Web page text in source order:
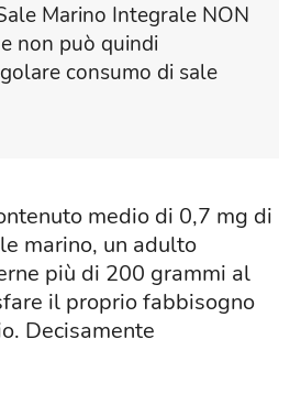
Marino Integrale NON
non può quindi
consumo di sale
medio di 0,7 mg di
marino, un adulto
più di 200 grammi al
il proprio fabbisogno
Decisamente